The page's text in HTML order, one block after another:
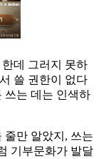
데 그러지 못하
쓸 권한이 없다
쓰는 데는 인색하
줄만 알았지, 쓰는
기부문화가 발달